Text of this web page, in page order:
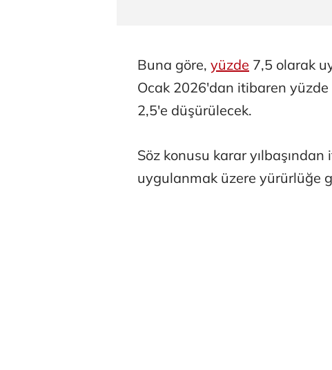
Buna göre, yüzde 7,5 olarak
Ocak 2026'dan itibaren
2,5'e düşürülecek.
Söz konusu karar
uygulanmak üzere yürürlüğe